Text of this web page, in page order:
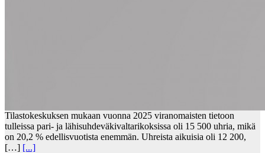
Tilastokeskuksen mukaan vuonna 2025 viranomaisten tietoon
tulleissa pari- ja lähisuhdeväkivaltarikoksissa oli 15 500 uhria, mikä
on 20,2 % edellisvuotista enemmän. Uhreista aikuisia oli 12 200,
[…] [...]